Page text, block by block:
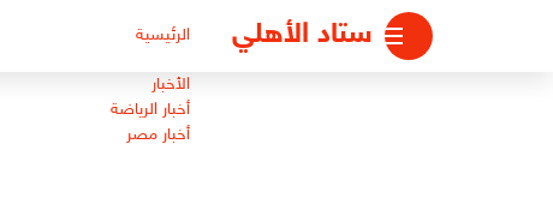
ستاد الأهلي الرئيسية
الأخبار
أخبار الرياضة
أخبار مصر